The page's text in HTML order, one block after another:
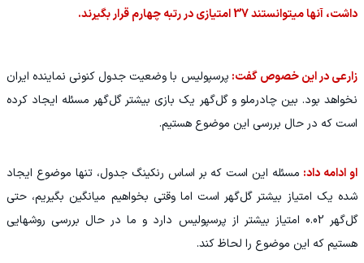
داشت، آنها میتوانستند 37 امتیازی در رتبه چهارم قرار بگیرند.
زارعی در این خصوص گفت: پرسپولیس با وضعیت جدول کنونی نماینده ایران
نخواهد بود. بین چادرملو و گل‌گهر یک بازی بیشتر گل‌گهر مسئله ایجاد کرده
است که در حال بررسی این موضوع هستیم.
او ادامه داد: مسئله این است که بر اساس رنکینگ جدول، تنها موضوع ایجاد
شده یک امتیاز بیشتر گل‌گهر است اما وقتی بخواهیم میانگین بگیریم، حتی
گل‌گهر 0.02 امتیاز بیشتر از پرسپولیس دارد و ما در حال بررسی روشهایی
هستیم که این موضوع را لحاظ کند.